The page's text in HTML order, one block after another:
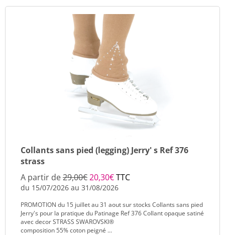
Collants sans pied (legging) Jerry' s Ref 376
strass
A partir de29,00€20,30€TTC
du 15/07/2026 au 31/08/2026
PROMOTION du 15 juillet au 31 aout sur stocks Collants sans pied
Jerry's pour la pratique du Patinage Ref 376 Collant opaque satiné
avec decor STRASS SWAROVSKI®
composition 55% coton peigné ...